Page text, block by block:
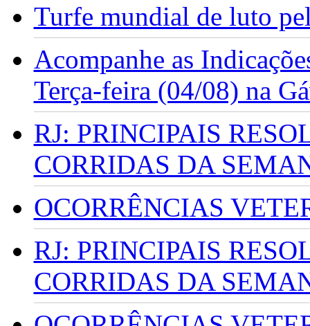
Turfe mundial de luto
Acompanhe as
Terça-feira (04/08) na
RJ: PRINCIPAIS
CORRIDAS DA
OCORRÊNCIAS
RJ: PRINCIPAIS
CORRIDAS DA